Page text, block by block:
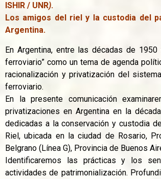
ISHIR / UNR).
Los amigos del riel y la custodia del
Argentina.
En Argentina, entre las décadas de
ferroviario” como un tema de agenda
racionalización y privatización del
ferroviario.
En la presente comunicación
privatizaciones en Argentina en la
dedicadas a la conservación y custodia
Riel, ubicada en la ciudad de Rosario,
Belgrano (Línea G), Provincia de Buenos
Identificaremos las prácticas y los
actividades de patrimonialización.